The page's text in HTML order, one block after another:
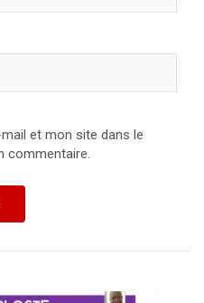
et mon site dans le
commentaire.